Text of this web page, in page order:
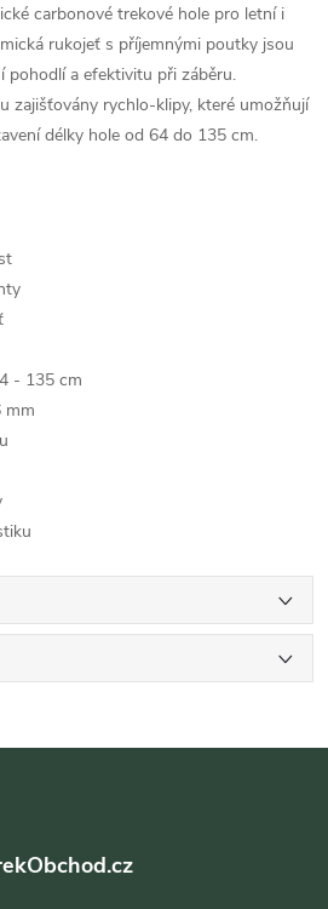
carbonové trekové hole pro letní i
rukojeť s příjemnými poutky jsou
pohodlí a efektivitu při záběru.
zajišťovány rychlo-klipy, které umožňují
délky hole od 64 do 135 cm.
- 135 cm
mm